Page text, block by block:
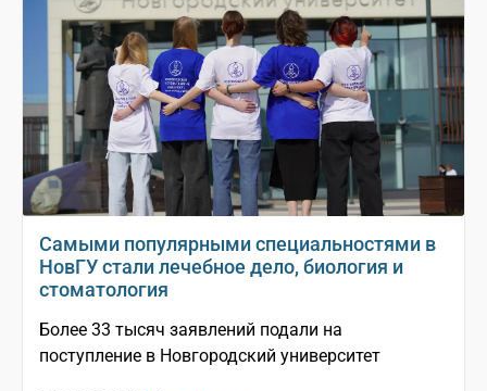
Самыми популярными специальностями в
НовГУ стали лечебное дело, биология и
стоматология
Более 33 тысяч заявлений подали на
поступление в Новгородский университет